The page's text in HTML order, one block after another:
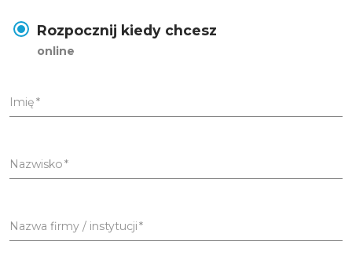
Rozpocznij kiedy chcesz
online
Imię
Nazwisko
Nazwa firmy / instytucji